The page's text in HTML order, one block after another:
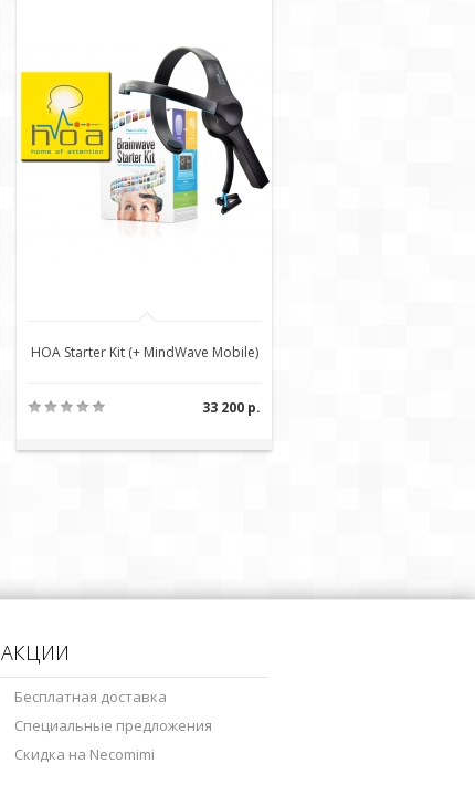
HOA Starter Kit (+ MindWave Mobile)
33 200 р.
АКЦИИ
Бесплатная доставка
Специальные предложения
Скидка на Necomimi